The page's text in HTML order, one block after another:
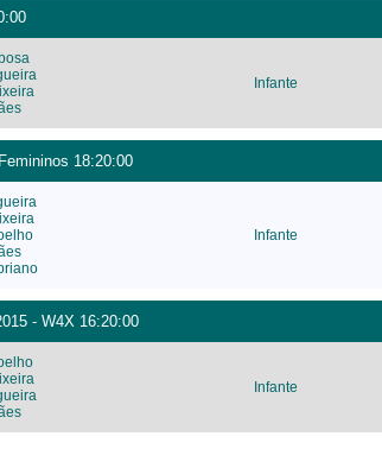
Infante
18:20:00
Infante
- W4X 16:20:00
Infante